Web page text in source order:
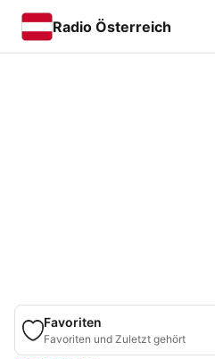
Radio Österreich
Favoriten
Favoriten und Zuletzt gehört